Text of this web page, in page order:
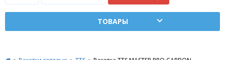
Оплата
доставка